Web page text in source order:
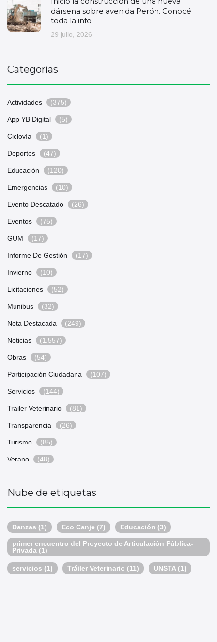
dársena sobre avenida Perón. Conocé
toda la info
29 julio, 2026
Categorías
Actividades (375)
App YB Digital (5)
Ciclovía (1)
Deportes (47)
Educación (120)
Emergencias (10)
Evento Descatado (26)
Eventos (75)
GUM (17)
Informe De Gestión (17)
Invierno (10)
Licitaciones (52)
Munibus (32)
Nota Destacada (249)
Noticias (1.557)
Obras (54)
Participación Ciudadana (107)
Servicios (144)
Trailer Veterinario (81)
Transparencia (26)
Turismo (85)
Verano (48)
Nube de etiquetas
Danzas (1) Eco Canje (7) Educación (3)
primer encuentro del Proyecto de Articulación Pública-
Privada (1)
servicios (1) Tráiler Veterinario (11) UNSTA(1)